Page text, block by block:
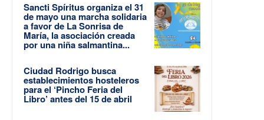
Sancti Spíritus organiza el 31
de mayo una marcha solidaria
a favor de La Sonrisa de
María, la asociación creada
por una niña salmantina...
Ciudad Rodrigo busca
establecimientos hosteleros
para el ‘Pincho Feria del
Libro’ antes del 15 de abril